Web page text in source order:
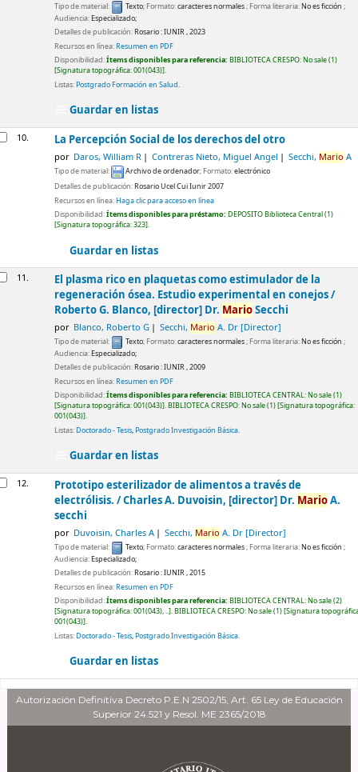
Tipo de material: Texto; Formato:caracteres normales; Forma literaria:No es ficción ;
Audiencia:Especializado;
Detalles de publicación:Rosario :IUNIR ,2023
Recursos en línea:Resumen en PDF
Disponibilidad:Ítems disponibles para referencia: BIBLIOTECA CRESPO: No sale(1)
Signatura topográfica:001(043) .
Listas:Postgrado Formación en Salud.
Guardar en listas
10. La Percepción Social de los derechos del otro
por Daros, William R Contreras Nieto, Miguel Angel Secchi, Mario A
Tipo de material: Archivo de ordenador; Formato:electrónico
Detalles de publicación:RosarioUcel Cui Iunir2007
Recursos en línea:Haga clic para acceso en línea
Disponibilidad:Ítems disponibles para préstamo: DEPOSITO Biblioteca Central(1)
Signatura topográfica:323 .
Guardar en listas
11.
El plasma rico en plaquetas como estimulador de la
regeneración ósea. Estudio experimental en conejos /
Roberto G. Blanco, [director] Dr. MarioSecchi
por Blanco, Roberto G Secchi, Mario A. Dr [Director]
Tipo de material: Texto; Formato:caracteres normales; Forma literaria:No es ficción ;
Audiencia:Especializado;
Detalles de publicación:Rosario :IUNIR ,2009
Recursos en línea:Resumen en PDF
Disponibilidad:Ítems disponibles para referencia: BIBLIOTECA CENTRAL: No sale(1)
Signatura topográfica:001(043) .BIBLIOTECA CRESPO: No sale(1) Signatura topográfica:
001(043) .
Listas:Doctorado - Tesis,Postgrado Investigación Básica.
Guardar en listas
12.
Prototipo esterilizador de alimentos a través de
electrólisis. /Charles A. Duvoisin, [director] Dr. MarioA.
secchi
por Duvoisin, Charles A Secchi, Mario A. Dr [Director]
Tipo de material: Texto; Formato:caracteres normales; Forma literaria:No es ficción ;
Audiencia:Especializado;
Detalles de publicación:Rosario :IUNIR ,2015
Recursos en línea:Resumen en PDF
Disponibilidad:Ítems disponibles para referencia: BIBLIOTECA CENTRAL: No sale(2)
Signatura topográfica:001(043), .. .BIBLIOTECA CRESPO: No sale(1) Signatura
001(043) .
Listas:Doctorado - Tesis,Postgrado Investigación Básica.
Guardar en listas
Autorización Definitiva Decreto P.E.N 2502/15, Art. 65 Ley de Educación
Superior 24.521 y Resol. ME 2365/2018